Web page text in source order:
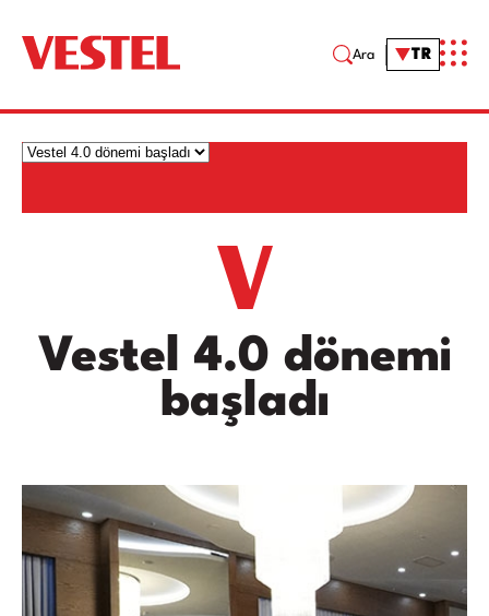
Ara TR
Vestel 4.0 dönemi
başladı